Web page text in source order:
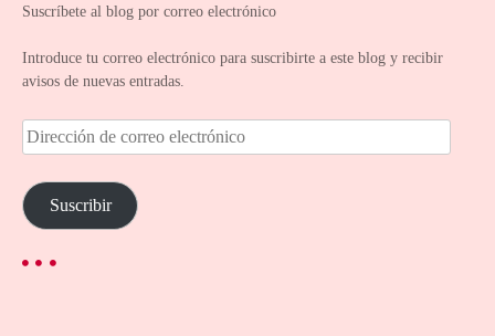
Suscríbete al blog por correo electrónico
Introduce tu correo electrónico para suscribirte a este blog y recibir
avisos de nuevas entradas.
D
i
e
c
i
Suscribir